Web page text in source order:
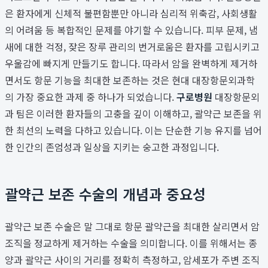
은 환자에게 신체적 불편함뿐만 아니라 심리적 위축감, 사회생활
의 어려움 등 복합적인 문제를 야기할 수 있습니다. 피부 문제, 냄
새에 대한 걱정, 잦은 장루 관리의 번거로움은 환자를 고립시키고
우울감에 빠지게 만들기도 합니다. 따라서 암을 완벽하게 제거하
면서도 항문 기능을 최대한 보존하는 것은 현대 대장항문외과학
의 가장 중요한 과제 중 하나가 되었습니다.구로병원 대장항문외
과 팀은 이러한 환자들의 고충을 깊이 이해하고, 괄약근 보존을 위
한 최선의 노력을 다하고 있습니다. 이는 단순한 기능 유지를 넘어
한 인간의 존엄성과 일상을 지키는 숭고한 과정입니다.
괄약근 보존 수술의 개념과 중요성
괄약근 보존 수술은 말 그대로 항문 괄약근을 최대한 살리면서 암
조직을 정교하게 제거하는 수술을 의미합니다. 이를 위해서는 종
양과 괄약근 사이의 거리를 정확히 측정하고, 암세포가 주변 조직